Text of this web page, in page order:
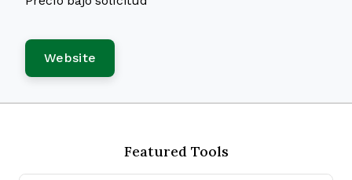
Website
Featured Tools